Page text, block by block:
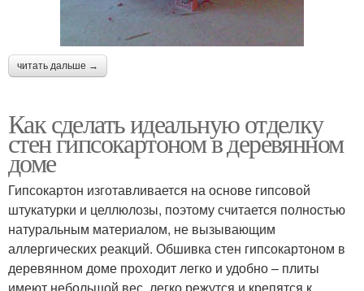
читать дальше →
Как сделать идеальную отделку
стен гипсокартоном в деревянном
доме
Гипсокартон изготавливается на основе гипсовой
штукатурки и целлюлозы, поэтому считается полностью
натуральным материалом, не вызывающим
аллергических реакций. Обшивка стен гипсокартоном в
деревянном доме проходит легко и удобно – плиты